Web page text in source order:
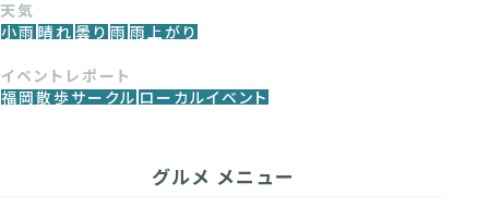
天気
小雨晴れ曇り雨雨上がり
イベントレポート
福岡散歩サークルローカルイベント
グルメ メニュー